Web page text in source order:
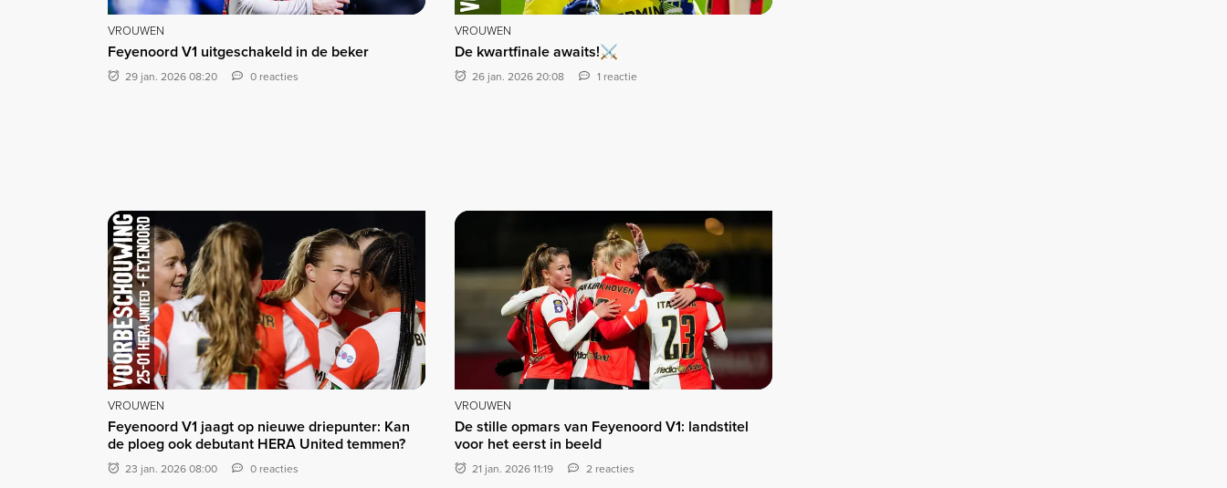
VROUWEN
Feyenoord V1 uitgeschakeld in de beker
29 jan. 2026 08:20 0 reacties
VROUWEN
De kwartfinale awaits!⚔️
26 jan. 2026 20:08 1 reactie
VROUWEN
Feyenoord V1 jaagt op nieuwe driepunter: Kan
de ploeg ook debutant HERA United temmen?
23 jan. 2026 08:00 0 reacties
VROUWEN
De stille opmars van Feyenoord V1: landstitel
voor het eerst in beeld
21 jan. 2026 11:19 2 reacties